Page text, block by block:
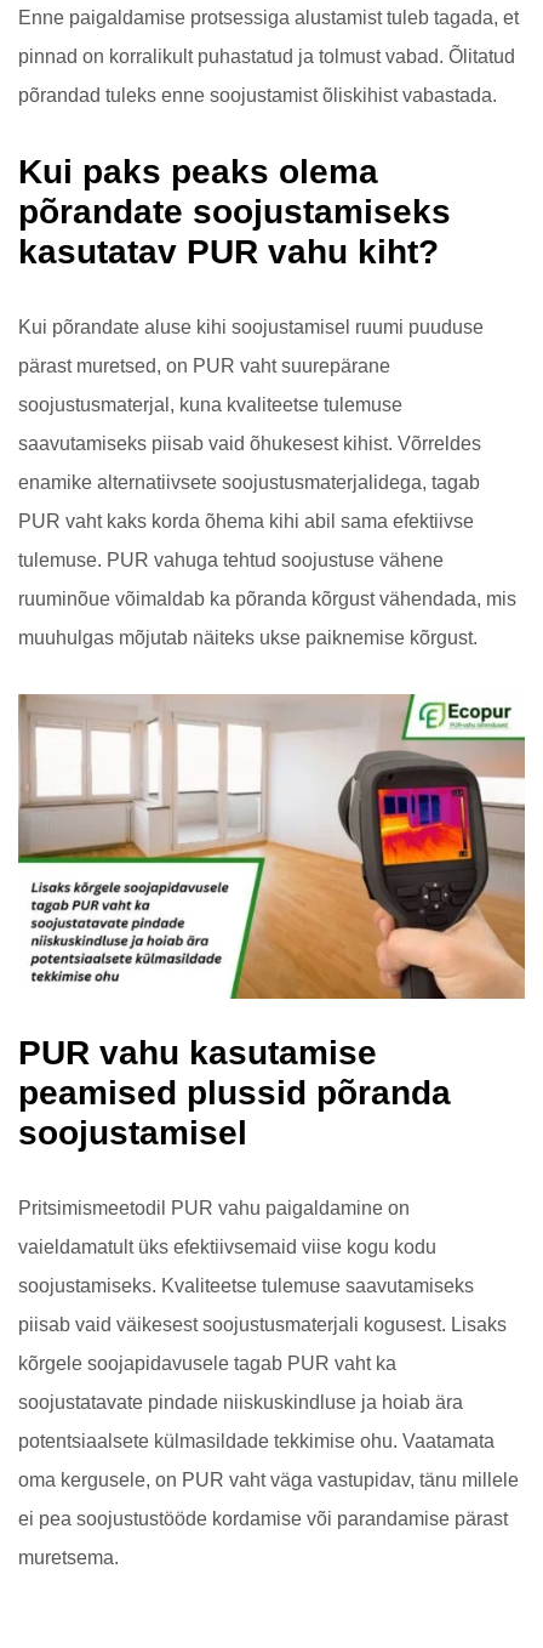
Enne paigaldamise protsessiga alustamist tuleb tagada, et
pinnad on korralikult puhastatud ja tolmust vabad. Õlitatud
põrandad tuleks enne soojustamist õliskihist vabastada.
Kui paks peaks olema
põrandate soojustamiseks
kasutatav PUR vahu kiht?
Kui põrandate aluse kihi soojustamisel ruumi puuduse
pärast muretsed, on PUR vaht suurepärane
soojustusmaterjal, kuna kvaliteetse tulemuse
saavutamiseks piisab vaid õhukesest kihist. Võrreldes
enamike alternatiivsete soojustusmaterjalidega, tagab
PUR vaht kaks korda õhema kihi abil sama efektiivse
tulemuse. PUR vahuga tehtud soojustuse vähene
ruuminõue võimaldab ka põranda kõrgust vähendada, mis
muuhulgas mõjutab näiteks ukse paiknemise kõrgust.
PUR vahu kasutamise
peamised plussid põranda
soojustamisel
Pritsimismeetodil PUR vahu paigaldamine on
vaieldamatult üks efektiivsemaid viise kogu kodu
soojustamiseks. Kvaliteetse tulemuse saavutamiseks
piisab vaid väikesest soojustusmaterjali kogusest. Lisaks
kõrgele soojapidavusele tagab PUR vaht ka
soojustatavate pindade niiskuskindluse ja hoiab ära
potentsiaalsete külmasildade tekkimise ohu. Vaatamata
oma kergusele, on PUR vaht väga vastupidav, tänu millele
ei pea soojustustööde kordamise või parandamise pärast
muretsema.